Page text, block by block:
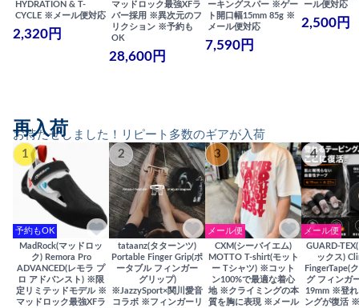
HYDRATION & T-
CYCLE ※メール便対応
2,320円
マッドロック最強XFラ
バー採用 ※異次元のフ
リクション ※予約も
OK
28,600円
ーキングスパー ※ゲー
ト開口幅15mm 85g ※
メール便対応
7,590円
ール便対応
2,500円
お待たせしました！リピート多数のギアが入荷
再入荷
1
予約もOK
MadRock(マッドロッ
ク) Remora Pro
ADVANCED(レモラ プ
ロ アドバンスト) ※限
定リミテッドモデル ※
マッドロック最強XFラ
2
tataanz(タターンツ)
Portable Finger Grip(ポ
ータブル フィンガー
グリップ)
※JazzySport×関川愛音
コラボ ※フィンガーリ
3
メール便
CXM(シーバイエム)
MOTTO T-shirt(モット
ー Tシャツ) ※コット
ン100%で最適な着心
地 ※クライミングの本
質を胸に表現 ※メール
4
メール便
GUARD-
ックス)
FingerTape(
グ フィンガ
19mm ※登れ
ングが復活